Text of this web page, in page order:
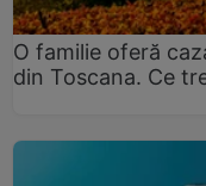
O familie oferă
din Toscana. Ce